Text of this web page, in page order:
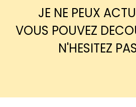
JE NE PEUX
VOUS POUVEZ
N'HESITEZ